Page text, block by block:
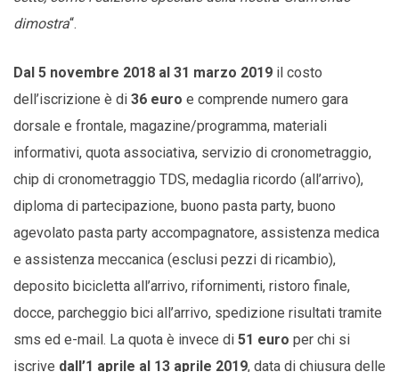
dimostra“.
Dal 5 novembre 2018 al 31 marzo 2019 il costo
dell’iscrizione è di 36 euro e comprende numero gara
dorsale e frontale, magazine/programma, materiali
informativi, quota associativa, servizio di cronometraggio,
chip di cronometraggio TDS, medaglia ricordo (all’arrivo),
diploma di partecipazione, buono pasta party, buono
agevolato pasta party accompagnatore, assistenza medica
e assistenza meccanica (esclusi pezzi di ricambio),
deposito bicicletta all’arrivo, rifornimenti, ristoro finale,
docce, parcheggio bici all’arrivo, spedizione risultati tramite
sms ed e-mail. La quota è invece di 51 euro per chi si
iscrive dall’1 aprile al 13 aprile 2019, data di chiusura delle